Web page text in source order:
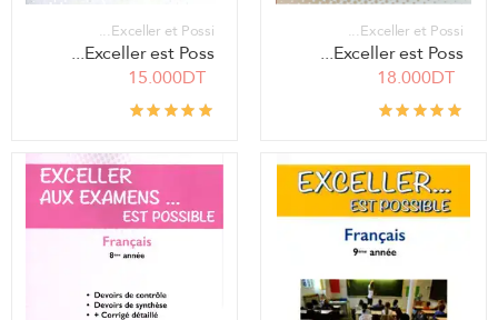
Exceller et Possi...
Exceller est Poss...
18.000DT
Exceller et Possi...
Exceller est Poss...
15.000DT